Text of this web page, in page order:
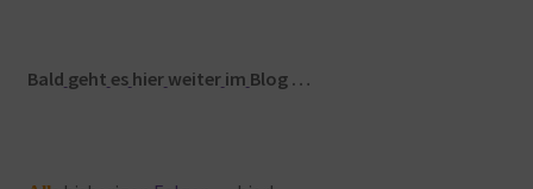
Bald geht es hier weiter im Blog …